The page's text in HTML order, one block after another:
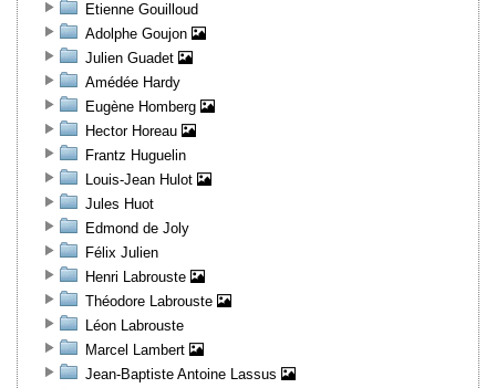
Etienne Gouilloud
Adolphe Goujon
Julien Guadet
Amédée Hardy
Eugène Homberg
Hector Horeau
Frantz Huguelin
Louis-Jean Hulot
Jules Huot
Edmond de Joly
Félix Julien
Henri Labrouste
Théodore Labrouste
Léon Labrouste
Marcel Lambert
Jean-Baptiste Antoine Lassus